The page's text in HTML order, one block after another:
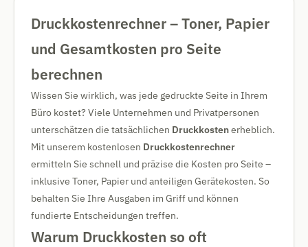
Druckkostenrechner – Toner, Papier
und Gesamtkosten pro Seite
berechnen
Wissen Sie wirklich, was jede gedruckte Seite in Ihrem
Büro kostet? Viele Unternehmen und Privatpersonen
unterschätzen die tatsächlichen Druckkostenerheblich.
Mit unserem kostenlosen Druckkostenrechner
ermitteln Sie schnell und präzise die Kosten pro Seite –
inklusive Toner, Papier und anteiligen Gerätekosten. So
behalten Sie Ihre Ausgaben im Griff und können
fundierte Entscheidungen treffen.
Warum Druckkosten so oft